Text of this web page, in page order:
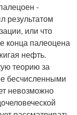
-
результатом
или что
конца палеоцена
нефть.
теорию за
бесчисленными
невозможно